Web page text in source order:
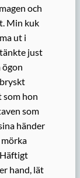
och
Min kuk
ut i
just
ögon
som hon
som
händer
mörka
hand, lät